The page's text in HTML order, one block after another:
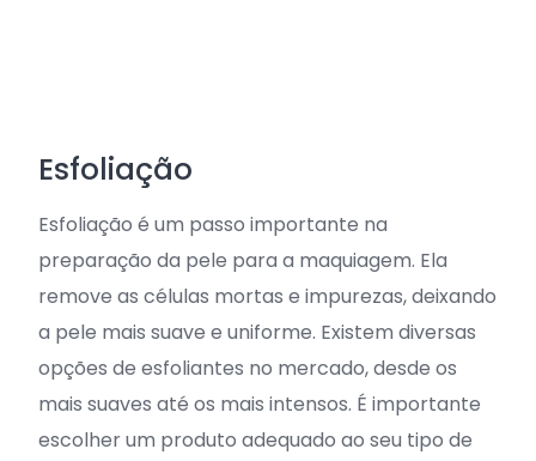
Esfoliação
Esfoliação é um passo importante na
preparação da pele para a maquiagem. Ela
remove as células mortas e impurezas, deixando
a pele mais suave e uniforme. Existem diversas
opções de esfoliantes no mercado, desde os
mais suaves até os mais intensos. É importante
escolher um produto adequado ao seu tipo de